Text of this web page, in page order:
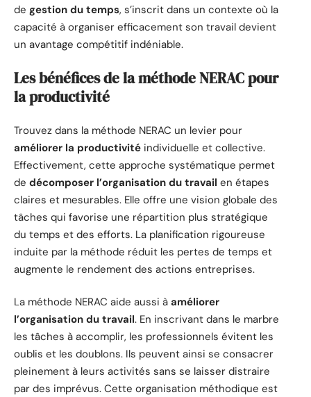
de gestion du temps, s’inscrit dans un contexte où la
capacité à organiser efficacement son travail devient
un avantage compétitif indéniable.
Les bénéfices de la méthode NERAC pour
la productivité
Trouvez dans la méthode NERAC un levier pour
améliorer la productivité individuelle et collective.
Effectivement, cette approche systématique permet
de décomposer l’organisation du travail en étapes
claires et mesurables. Elle offre une vision globale des
tâches qui favorise une répartition plus stratégique
du temps et des efforts. La planification rigoureuse
induite par la méthode réduit les pertes de temps et
augmente le rendement des actions entreprises.
La méthode NERAC aide aussi à améliorer
l’organisation du travail. En inscrivant dans le marbre
les tâches à accomplir, les professionnels évitent les
oublis et les doublons. Ils peuvent ainsi se consacrer
pleinement à leurs activités sans se laisser distraire
par des imprévus. Cette organisation méthodique est